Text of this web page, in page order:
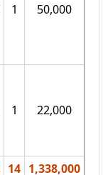
1 50,000
1 22,000
14 1,338,000